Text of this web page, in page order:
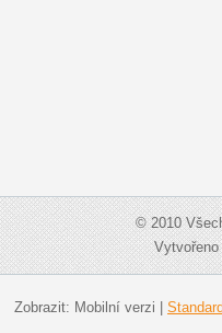
© 2010
Zobrazit: Mobilní verzi